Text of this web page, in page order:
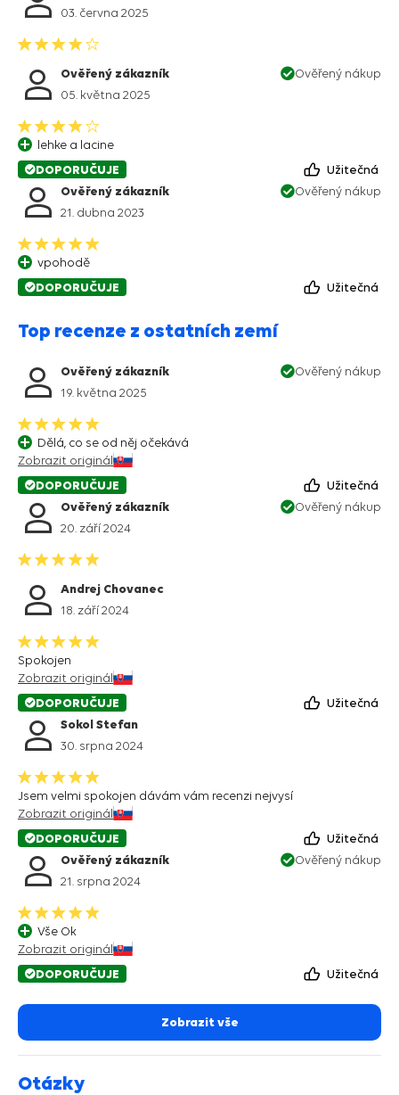
03. června 2025
Ověřený zákazník
05. května 2025
Ověřený nákup
lehke a lacine
DOPORUČUJE
Užitečná
Ověřený zákazník
21. dubna 2023
Ověřený nákup
vpohodě
DOPORUČUJE
Užitečná
Top recenze z ostatních zemí
Ověřený zákazník
19. května 2025
Ověřený nákup
Dělá, co se od něj očekává
Zobrazit originál
DOPORUČUJE
Užitečná
Ověřený zákazník
20. září 2024
Ověřený nákup
Andrej Chovanec
18. září 2024
Spokojen
Zobrazit originál
DOPORUČUJE
Užitečná
Sokol Stefan
30. srpna 2024
Jsem velmi spokojen dávám vám recenzi nejvysí
Zobrazit originál
DOPORUČUJE
Užitečná
Ověřený zákazník
21. srpna 2024
Ověřený nákup
Vše Ok
Zobrazit originál
DOPORUČUJE
Užitečná
Zobrazit vše
Otázky